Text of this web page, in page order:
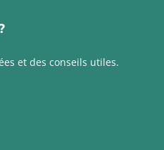
et des conseils utiles.